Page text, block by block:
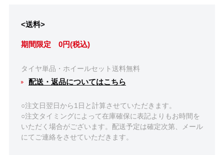
<送料>
期間限定 0円(税込)
タイヤ単品・ホイールセット送料無料
配送・返品についてはこちら
○注文日翌日から1日と計算させていただきます。
○注文タイミングによって在庫確保に表記よりもお時間を
いただく場合がございます。配送予定は確定次第、メール
にてご連絡をさせていただきます。